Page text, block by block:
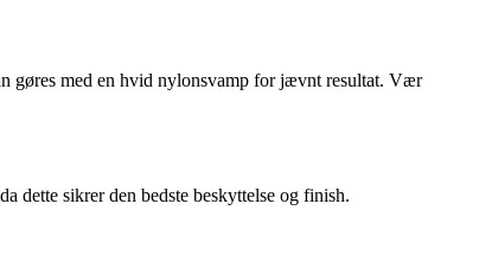
gøres med en hvid nylonsvamp for jævnt resultat. Vær
dette sikrer den bedste beskyttelse og finish.